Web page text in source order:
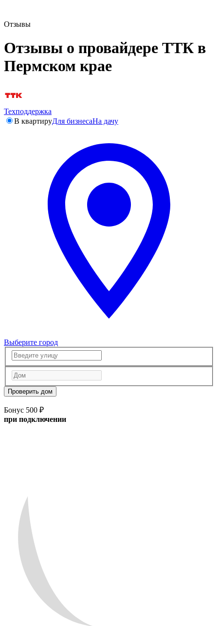
Отзывы
Отзывы о провайдере ТТК в
Пермском крае
Техподдержка
В квартируДля бизнесаНа дачу
Выберите город
Проверить дом
Бонус 500 ₽
при подключении